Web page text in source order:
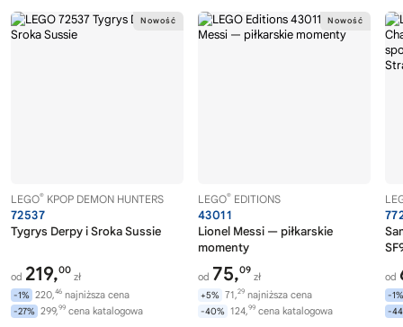
LEGO® KPOP DEMON HUNTERS
72537
Tygrys Derpy i Sroka Sussie
od 219,00
zł
-1% 220,46 najniższa cena
-27% 299,99 cena katalogowa
LEGO® EDITIONS
43011
Lionel Messi — piłkarskie
momenty
od 75,09
zł
+5% 71,29 najniższa cena
-40% 124,99 cena katalogowa
od
-1%
-